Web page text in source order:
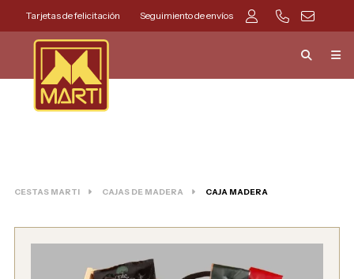
Tarjetas de felicitación Seguimiento de envíos
CESTAS MARTI CAJAS DE MADERA CAJA MADERA